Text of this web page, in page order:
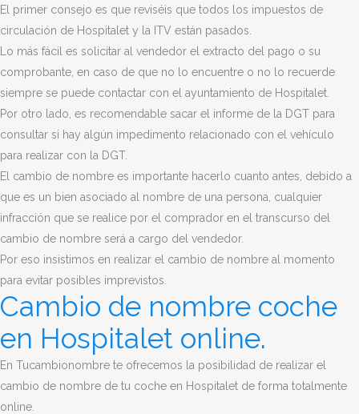
El primer consejo es que reviséis que todos los impuestos de
circulación de Hospitalet y la ITV están pasados.
Lo más fácil es solicitar al vendedor el extracto del pago o su
comprobante, en caso de que no lo encuentre o no lo recuerde
siempre se puede contactar con el ayuntamiento de Hospitalet.
Por otro lado, es recomendable sacar el informe de la DGT para
consultar si hay algún impedimento relacionado con el vehículo
para realizar con la DGT.
El cambio de nombre es importante hacerlo cuanto antes, debido a
que es un bien asociado al nombre de una persona, cualquier
infracción que se realice por el comprador en el transcurso del
cambio de nombre será a cargo del vendedor.
Por eso insistimos en realizar el cambio de nombre al momento
para evitar posibles imprevistos.
Cambio de nombre coche
en Hospitalet online.
En Tucambionombre te ofrecemos la posibilidad de realizar el
cambio de nombre de tu coche en Hospitalet de forma totalmente
online.